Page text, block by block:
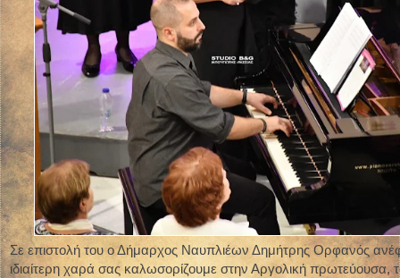
Σε επιστολή του ο Δήμαρχος Ναυπλιέων Δημήτρης Ορφανός
ιδιαίτερη χαρά σας καλωσορίζουμε στην Αργολική πρωτεύουσα,